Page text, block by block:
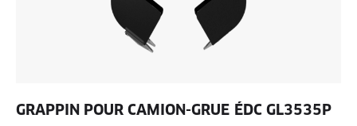
GRAPPIN POUR CAMION-GRUE ÉDC GL3535P